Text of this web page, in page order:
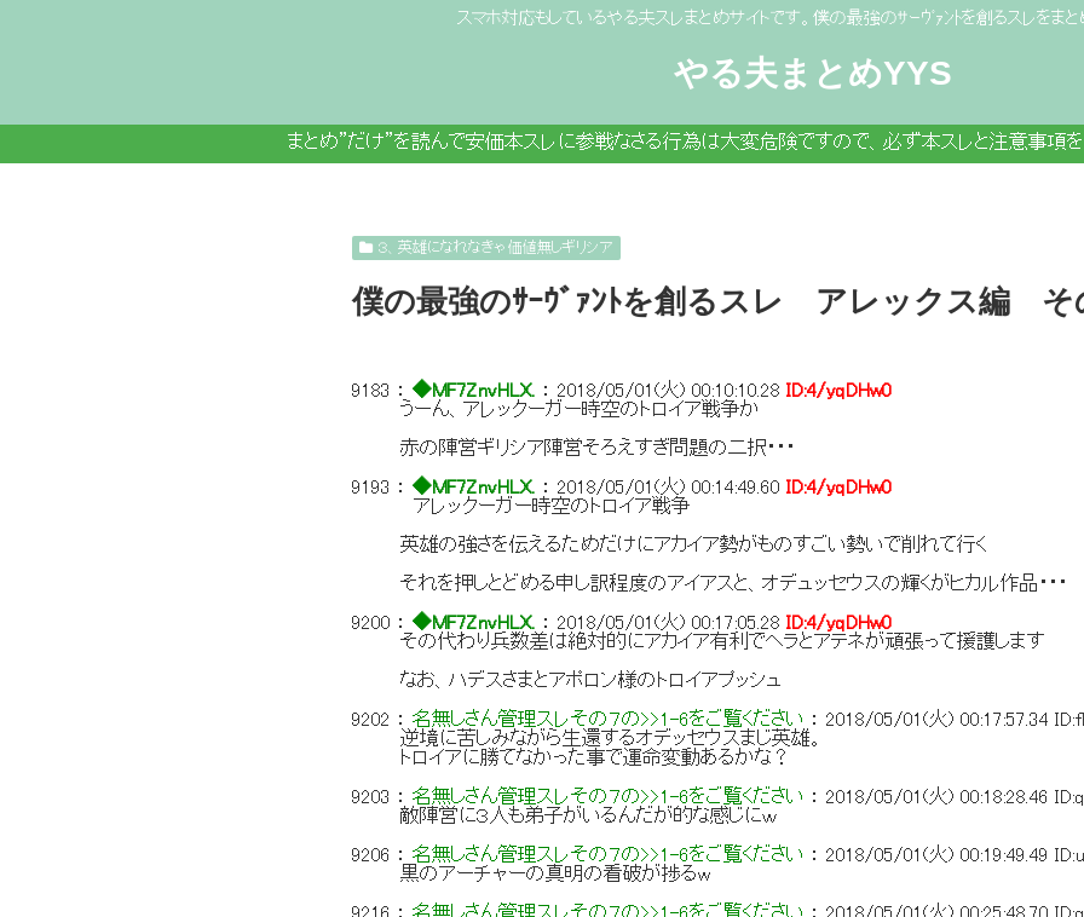
スマホ対応もしているやる夫スレまとめサイトです。僕の最強のｻｰｳﾞｧﾝﾄを創るスレをまと
やる夫まとめYYS
まとめ”だけ”を読んで安価本スレに参戦なさる行為は大変危険ですので、必ず本スレと注意事項を
３、英雄になれなきゃ価値無しギリシア
僕の最強のｻｰｳﾞｧﾝﾄを創るスレ アレックス編
9183 ：◆MF7ZnvHLX. ：2018/05/01(火) 00:10:10.28 ID:4/yqDHw0
うーん、アレックーガー時空のトロイア戦争か
赤の陣営ギリシア陣営そろえすぎ問題の二択・・・
9193 ：◆MF7ZnvHLX. ：2018/05/01(火) 00:14:49.60 ID:4/yqDHw0
アレックーガー時空のトロイア戦争
英雄の強さを伝えるためだけにアカイア勢がものすごい勢いで削れて行く
それを押しとどめる申し訳程度のアイアスと、オデュッセウスの輝くがヒカル作品・・・
9200 ：◆MF7ZnvHLX. ：2018/05/01(火) 00:17:05.28 ID:4/yqDHw0
その代わり兵数差は絶対的にアカイア有利でヘラとアテネが頑張って援護します
なお、ハデスさまとアポロン様のトロイアプッシュ
9202 ：名無しさん管理スレその７の>>1-6をご覧ください ：2018/05/01(火) 00:17:57.34
逆境に苦しみながら生還するオデッセウスまじ英雄。
トロイアに勝てなかった事で運命変動あるかな？
9203 ：名無しさん管理スレその７の>>1-6をご覧ください ：2018/05/01(火) 00:18:28.46
敵陣営に３人も弟子がいるんだが的な感じにｗ
9206 ：名無しさん管理スレその７の>>1-6をご覧ください ：2018/05/01(火) 00:19:49.49
黒のアーチャーの真明の看破が捗るw